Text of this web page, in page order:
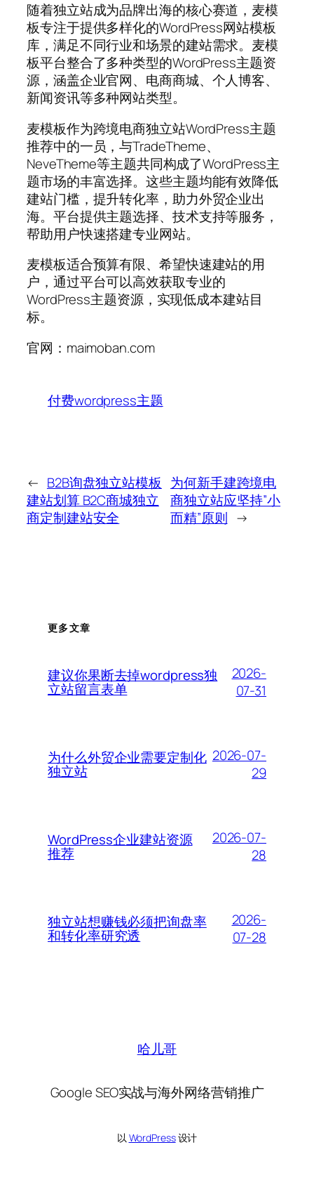
随着独立站成为品牌出海的核心赛道，麦模
板专注于提供多样化的WordPress网站模板
库，满足不同行业和场景的建站需求。麦模
板平台整合了多种类型的WordPress主题资
源，涵盖企业官网、电商商城、个人博客、
新闻资讯等多种网站类型。
麦模板作为跨境电商独立站WordPress主题
推荐中的一员，与TradeTheme、
NeveTheme等主题共同构成了WordPress主
题市场的丰富选择。这些主题均能有效降低
建站门槛，提升转化率，助力外贸企业出
海。平台提供主题选择、技术支持等服务，
帮助用户快速搭建专业网站。
麦模板适合预算有限、希望快速建站的用
户，通过平台可以高效获取专业的
WordPress主题资源，实现低成本建站目
标。
官网：maimoban.com
付费wordpress主题
← B2B询盘独立站模板
建站划算 B2C商城独立
商定制建站安全
为何新手建跨境电
商独立站应坚持”小
而精”原则 →
更多文章
建议你果断去掉wordpress独
立站留言表单
2026-
07-31
为什么外贸企业需要定制化
独立站
2026-07-
29
WordPress企业建站资源
推荐
2026-07-
28
独立站想赚钱必须把询盘率
和转化率研究透
2026-
07-28
哈儿哥
Google SEO实战与海外网络营销推广
以 WordPress设计